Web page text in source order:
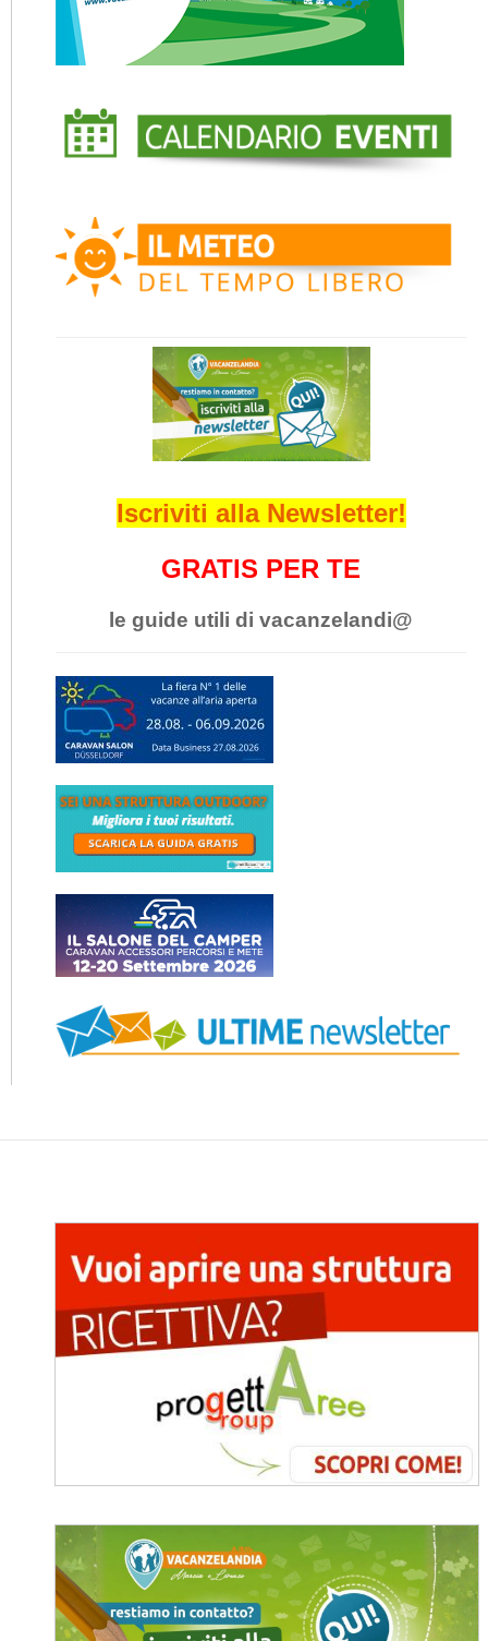
Iscriviti alla Newsletter!
GRATIS PER TE
le guide utili di vacanzelandi@